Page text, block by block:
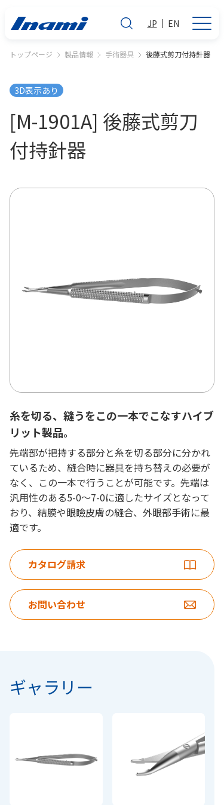
JP EN
トップページ 製品情報 手術器具 後藤式剪刀付持針器
3D表示あり
[M-1901A] 後藤式剪刀
付持針器
糸を切る、縫うをこの一本でこなすハイブ
リット製品。
先端部が把持する部分と糸を切る部分に分かれ
ているため、縫合時に器具を持ち替えの必要が
なく、この一本で行うことが可能です。先端は
汎用性のある5-0〜7-0に適したサイズとなって
おり、結膜や眼瞼皮膚の縫合、外眼部手術に最
適です。
カタログ請求
お問い合わせ
ギャラリー